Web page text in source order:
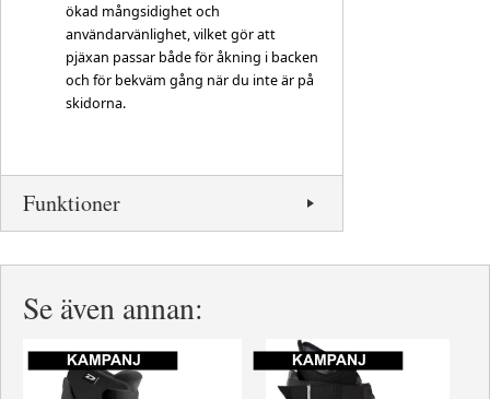
ökad mångsidighet och
användarvänlighet, vilket gör att
pjäxan passar både för åkning i backen
och för bekväm gång när du inte är på
skidorna.
Funktioner
Se även annan: